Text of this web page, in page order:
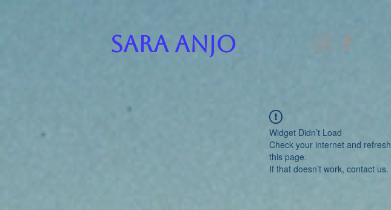
SARA ANJO
Widget Didn’t Load
Check your internet and refresh
this page.
If that doesn’t work, contact us.